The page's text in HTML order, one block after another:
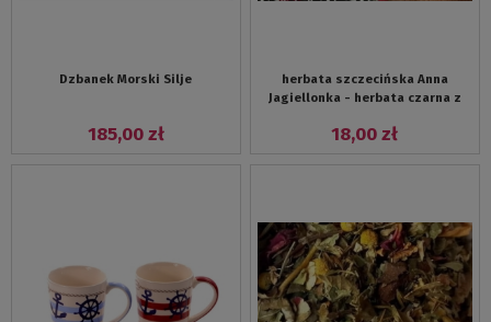
Dzbanek Morski Silje
185,00 zł
herbata szczecińska Anna
Jagiellonka - herbata czarna z
18,00 zł